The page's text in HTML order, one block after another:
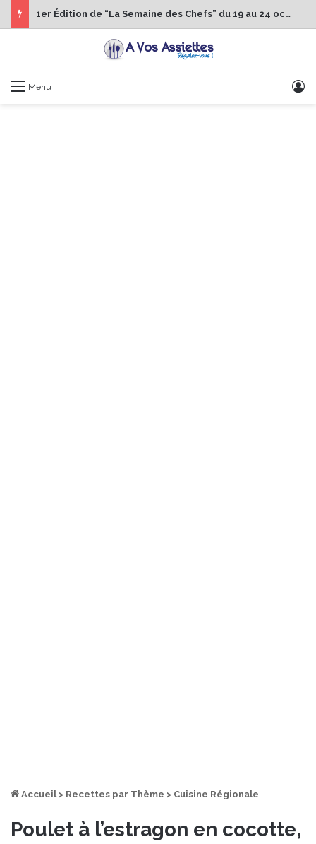
1er Édition de “La Semaine des Chefs” du 19 au 24 octobre 2026
Menu
Accueil > Recettes par Thème > Cuisine Régionale
Poulet à l’estragon en cocotte,